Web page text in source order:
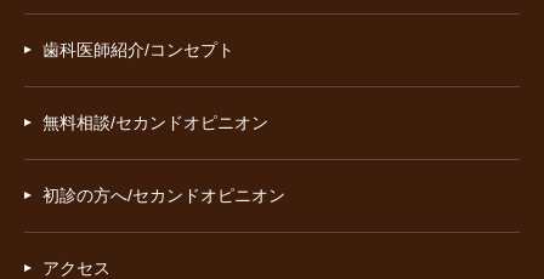
歯科医師紹介/コンセプト
無料相談/セカンドオピニオン
初診の方へ/セカンドオピニオン
アクセス